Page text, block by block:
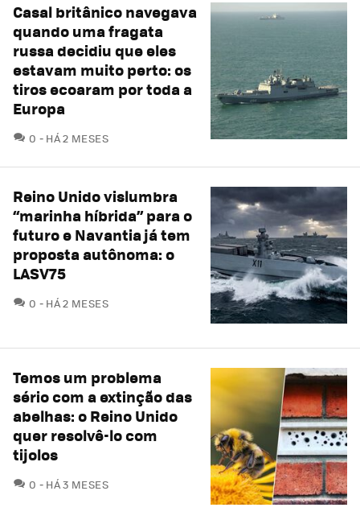
Casal britânico navegava
quando uma fragata
russa decidiu que eles
estavam muito perto: os
tiros ecoaram por toda a
Europa
0 COMENTÁRIOS
HÁ 2 MESES
Reino Unido vislumbra
“marinha híbrida” para o
futuro e Navantia já tem
proposta autônoma: o
LASV75
0 COMENTÁRIOS
HÁ 2 MESES
Temos um problema
sério com a extinção das
abelhas: o Reino Unido
quer resolvê-lo com
tijolos
0 COMENTÁRIOS
HÁ 3 MESES